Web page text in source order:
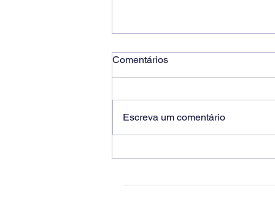
Comentários
Escreva um comentário